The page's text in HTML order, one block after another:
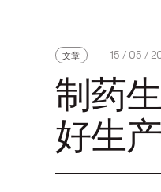
文章 15 / 05 /
制药
好生